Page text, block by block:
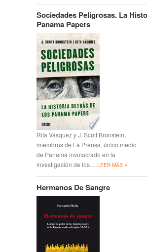
Sociedades Peligrosas. La
Panama Papers
Rita Vásquez y J. Scott Bronstein,
miembros de La Prensa, único medio
de Panamá involucrado en la
investigación de los…
LEER MÁS »
Hermanos De Sangre